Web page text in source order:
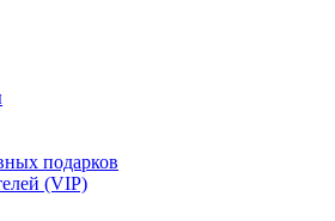
подарков
(VIP)